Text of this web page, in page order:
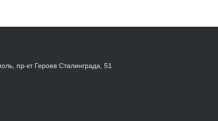
пр-кт Героев Сталинграда, 51